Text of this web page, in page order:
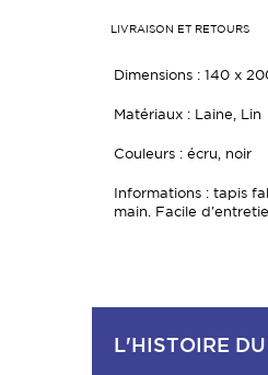
LIVRAISON ET RETOURS
Dimensions : 140 x
Matériaux : Laine, Lin
Couleurs : écru, noir
Informations : tapis
main. Facile
L'HISTOIRE